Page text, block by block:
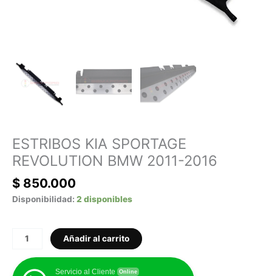
ESTRIBOS KIA SPORTAGE
REVOLUTION BMW 2011-2016
$ 850.000
Disponibilidad: 2 disponibles
Añadir al carrito
Servicio al Cliente Online